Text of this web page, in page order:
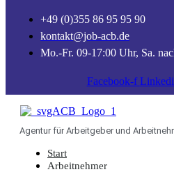
+49 (0)355 86 95 95 90
kontakt@job-acb.de
Mo.-Fr. 09-17:00 Uhr, Sa.
Facebook-f
Agentur für Arbeitgeber und
Start
Arbeitnehmer